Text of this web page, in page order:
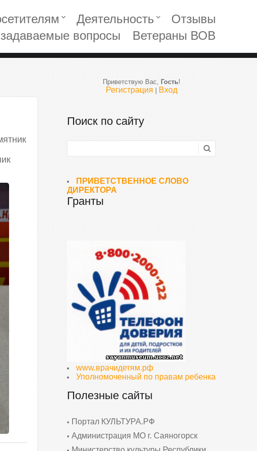
keyboard_arrow_down Деятельность keyboard_arrow_down
Отзывы
вопросы Ветераны ВОВ
Приветствую Вас, Гость!
Регистрация Вход
Поиск по сайту
ПРИВЕТСТВЕННОЕ СЛОВО
ДИРЕКТОРА
Гранты
www.врачидетям.рф
Уполномоченный по правам ребенка
Полезные сайты
Портал КУЛЬТУРА.РФ
Администрация МО г. Саяногорск